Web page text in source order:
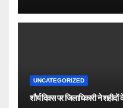
UNCATEGORIZED
शौर्य दिवस पर जिलाधिकारी ने शहीदों